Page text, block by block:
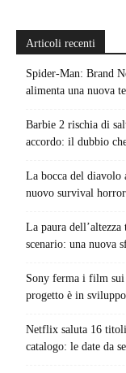
Articoli recenti
Spider-Man: Brand
alimenta una nuova
Barbie 2 rischia di
accordo: il dubbio
La bocca del diavolo
nuovo survival
La paura
scenario: una nuova
Sony ferma i film sui
progetto è in
Netflix saluta 16
catalogo: le date da